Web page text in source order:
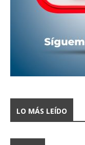
LO MÁS LEÍDO